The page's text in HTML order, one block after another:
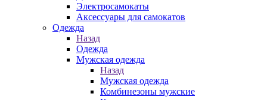
Электросамокаты
Аксессуары для самокатов
Одежда
Назад
Одежда
Мужская одежда
Назад
Мужская одежда
Комбинезоны мужские